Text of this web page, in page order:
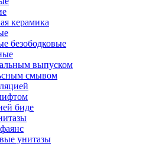
керамика
безободковые
выпуском
смывом
биде
унитазы